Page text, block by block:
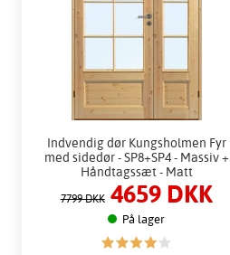
Indvendig dør Kungsholmen Fyr
med sidedør - SP8+SP4 - Massiv +
Håndtagssæt - Matt
7799 DKK 4659 DKK
På lager